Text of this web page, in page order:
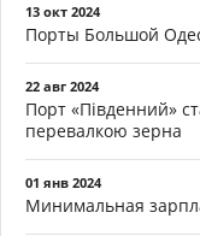
13 окт 2024
Порты Большой
22 авг 2024
Порт «Південний»
перевалкою зерна
01 янв 2024
Минимальная